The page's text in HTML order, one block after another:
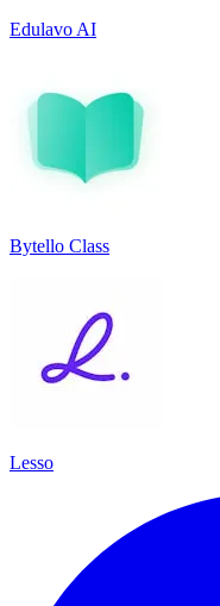
Edulavo AI
Bytello Class
Lesso